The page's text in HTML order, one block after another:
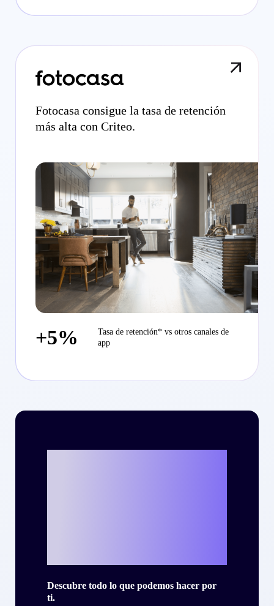
Fotocasa consigue la tasa de retención
más alta con Criteo.
+5%
Tasa de retención* vs otros canales de
app
Descubre todo lo que podemos hacer por
ti.